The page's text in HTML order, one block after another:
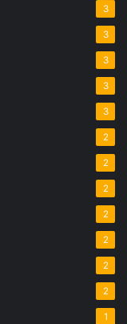
3
3
3
3
3
2
2
2
2
2
2
2
1